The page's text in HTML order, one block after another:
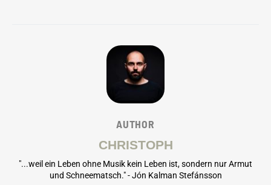
AUTHOR
CHRISTOPH
"...weil ein Leben ohne Musik kein Leben ist, sondern nur Armut
und Schneematsch." - Jón Kalman Stefánsson